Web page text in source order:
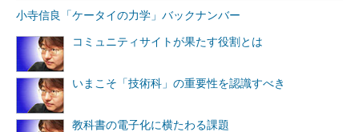
小寺信良「ケータイの力学」バックナンバー
コミュニティサイトが果たす役割とは
いまこそ「技術科」の重要性を認識すべき
教科書の電子化に横たわる課題